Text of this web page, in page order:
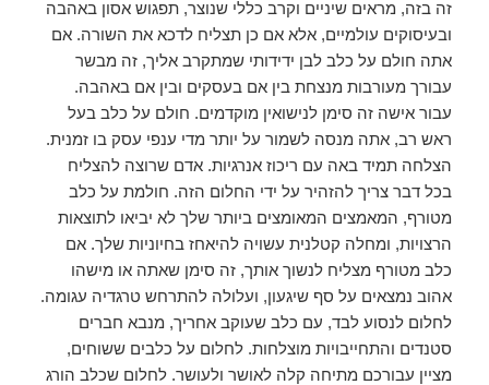
זה בזה, מראים שיניים וקרב כללי שנוצר, תפגוש אסון באהבה
ובעיסוקים עולמיים, אלא אם כן תצליח לדכא את השורה. אם
אתה חולם על כלב לבן ידידותי שמתקרב אליך, זה מבשר
עבורך מעורבות מנצחת בין אם בעסקים ובין אם באהבה.
עבור אישה זה סימן לנישואין מוקדמים. חולם על כלב בעל
ראש רב, אתה מנסה לשמור על יותר מדי ענפי עסק בו זמנית.
הצלחה תמיד באה עם ריכוז אנרגיות. אדם שרוצה להצליח
בכל דבר צריך להזהיר על ידי החלום הזה. חולמת על כלב
מטורף, המאמצים המאומצים ביותר שלך לא יביאו לתוצאות
הרצויות, ומחלה קטלנית עשויה להיאחז בחיוניות שלך. אם
כלב מטורף מצליח לנשוך אותך, זה סימן שאתה או מישהו
אהוב נמצאים על סף שיגעון, ועלולה להתרחש טרגדיה עגומה.
לחלום לנסוע לבד, עם כלב שעוקב אחריך, מנבא חברים
סטנדים והתחייבויות מוצלחות. לחלום על כלבים ששוחים,
מציין עבורכם מתיחה קלה לאושר ולעושר. לחלום שכלב הורג